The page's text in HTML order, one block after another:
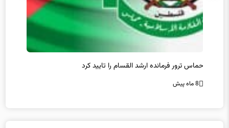
حماس ترور فرمانده ارشد القسام را تایید کرد
8 ماه پیش